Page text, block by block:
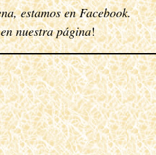
estamos enFacebook.
nuestra página!